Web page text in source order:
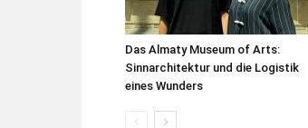
Das Almaty Museum of Arts:
Sinnarchitektur und die Logistik
eines Wunders